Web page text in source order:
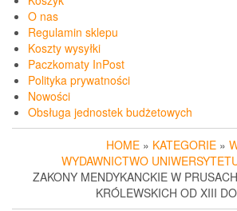
O nas
Regulamin sklepu
Koszty wysyłki
Paczkomaty InPost
Polityka prywatności
Nowości
Obsługa jednostek budżetowych
HOME » KATEGORIE »
WYDAWNICTWO
ZAKONY MENDYKANCKIE W
KRÓLEWSKICH OD XIII